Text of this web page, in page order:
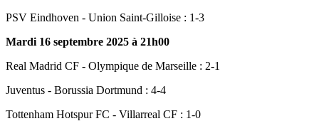
PSV Eindhoven - Union Saint-Gilloise : 1-3
Mardi 16 septembre 2025 à 21h00
Real Madrid CF - Olympique de Marseille : 2-1
Juventus - Borussia Dortmund : 4-4
Tottenham Hotspur FC - Villarreal CF : 1-0